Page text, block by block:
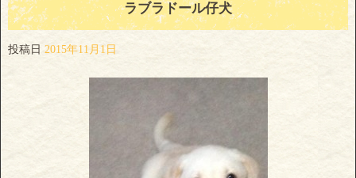
ラブラドール仔犬
投稿日 2015年11月1日